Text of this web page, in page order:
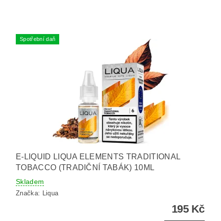
Spotřební daň
E-LIQUID LIQUA ELEMENTS TRADITIONAL
TOBACCO (TRADIČNÍ TABÁK) 10ML
Skladem
Značka: Liqua
195 Kč